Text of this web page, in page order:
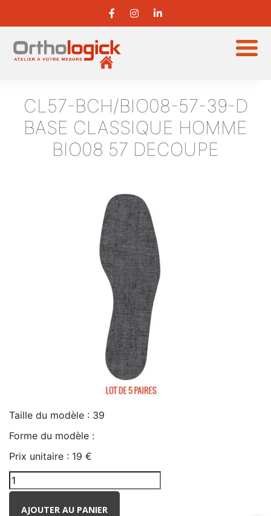
CL57-BCH/BIO08-57-39-D
BASE CLASSIQUE HOMME
BIO08 57 DECOUPE
Taille du modèle : 39
Forme du modèle :
Prix unitaire : 19 €
AJOUTER AU PANIER